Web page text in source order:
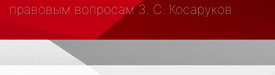
правовым вопросам З. С. Косаруков